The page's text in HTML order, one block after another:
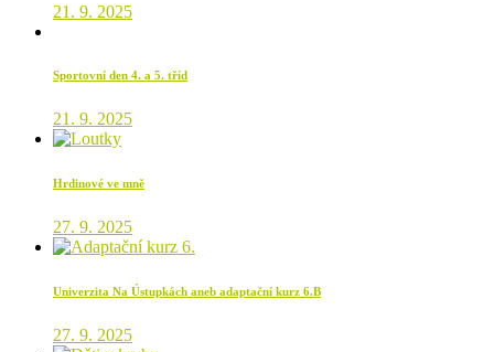
21. 9. 2025
Sportovní den 4. a 5. tříd
21. 9. 2025
Hrdinové ve mně
27. 9. 2025
Univerzita Na Ústupkách aneb adaptační kurz 6.B
27. 9. 2025